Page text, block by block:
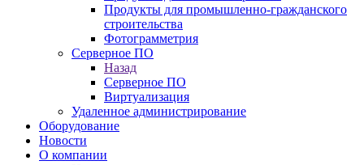
Продукты для промышленно-гражданского
строительства
Фотограмметрия
Серверное ПО
Назад
Серверное ПО
Виртуализация
Удаленное администрирование
Оборудование
Новости
О компании